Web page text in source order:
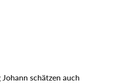
schätzen auch